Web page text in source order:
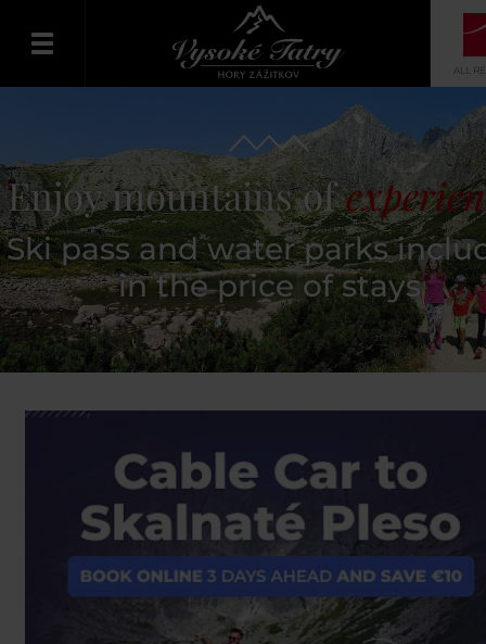
ALL
Enjoy mountains of
Ski pass and water parks
in the price of stays